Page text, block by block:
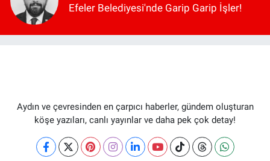
Efeler Belediyesi'nde Garip Garip İşler!
Aydın ve çevresinden en çarpıcı haberler, gündem oluşturan
köşe yazıları, canlı yayınlar ve daha pek çok detay!